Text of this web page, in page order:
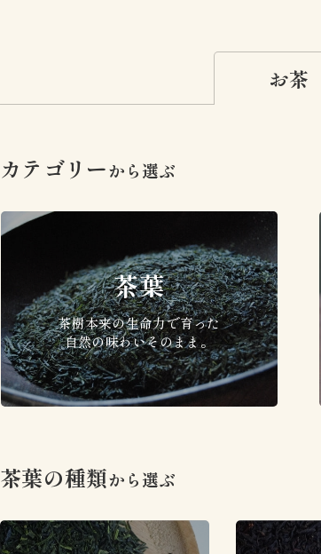
お茶
カテゴリーから選ぶ
茶葉
茶樹本来の生命力で育った
自然の味わいそのまま。
茶葉の種類から選ぶ